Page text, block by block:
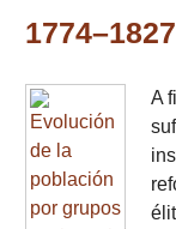
1774–1827
A